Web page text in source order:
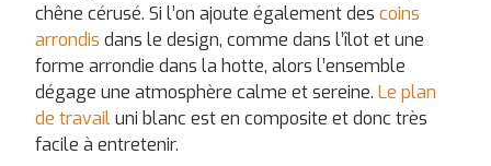
chêne cérusé. Si l’on ajoute également descoins
arrondis dans le design, comme dans l’îlot et une
forme arrondie dans la hotte, alors l’ensemble
dégage une atmosphère calme et sereine.Le plan
de travailuni blanc est en composite et donc très
facile à entretenir.